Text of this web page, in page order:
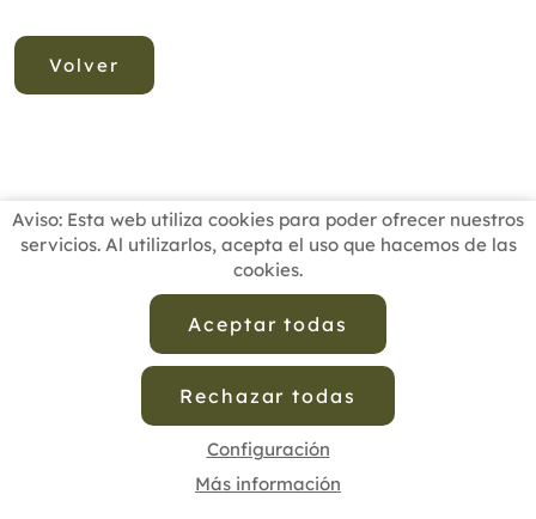
Volver
Aviso: Esta web utiliza cookies para poder ofrecer nuestros
servicios. Al utilizarlos, acepta el uso que hacemos de las
cookies.
Aceptar todas
Rechazar todas
Configuración
Más información
BUSCADOR PROFESIONALES
ESCUELAS RECOMENDADAS
CONTACTO
Política de Privacidad de Datos
Política de Calidad
Política de Cookies
Configuración de Cookies
© 2025 - Diseño y programación por